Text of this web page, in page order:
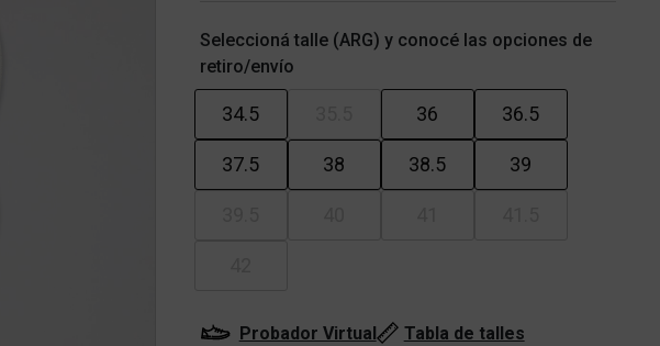
Seleccioná talle (ARG) y conocé las opciones de
retiro/envío
34.5 36 36.5
37.5 38 38.5 39
Probador Virtual Tabla de talles